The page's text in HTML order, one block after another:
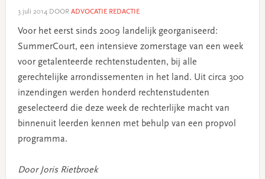
3 juli 2014DOOR ADVOCATIE REDACTIE
Voor het eerst sinds 2009 landelijk georganiseerd:
SummerCourt, een intensieve zomerstage van een week
voor getalenteerde rechtenstudenten, bij alle
gerechtelijke arrondissementen in het land. Uit circa 300
inzendingen werden honderd rechtenstudenten
geselecteerd die deze week de rechterlijke macht van
binnenuit leerden kennen met behulp van een propvol
programma.
Door Joris Rietbroek